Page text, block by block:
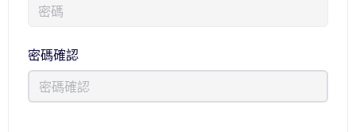
密碼確認